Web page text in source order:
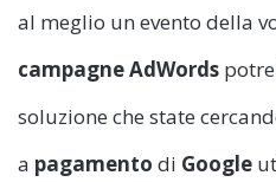
al meglio un evento della
campagne AdWords
soluzione che state
a pagamento di Google